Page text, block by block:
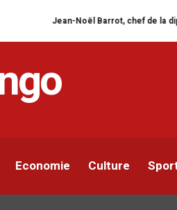
Jean-Noël Barrot, chef de la diplomatie
Economie Culture